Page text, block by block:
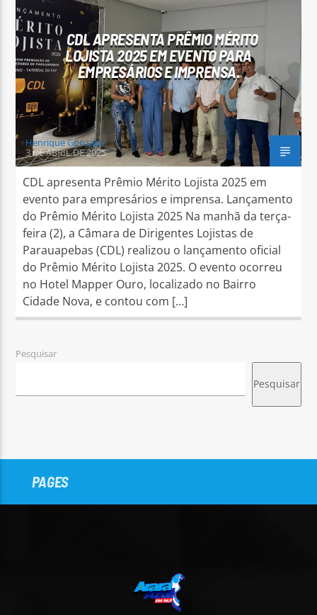
Arara Azul FM
CDL APRESENTA PRÊMIO MÉRITO
LOJISTA 2025 EM EVENTO PARA
EMPRESÁRIOS E IMPRENSA.
Henrique Gonzaga
3 DE ABRIL DE 2025
CDL apresenta Prêmio Mérito Lojista 2025 em
evento para empresários e imprensa. Lançamento
do Prêmio Mérito Lojista 2025 Na manhã da terça-
feira (2), a Câmara de Dirigentes Lojistas de
Parauapebas (CDL) realizou o lançamento oficial
do Prêmio Mérito Lojista 2025. O evento ocorreu
no Hotel Mapper Ouro, localizado no Bairro
Cidade Nova, e contou com […]
Pesquisar
Pesquisar
PAGES